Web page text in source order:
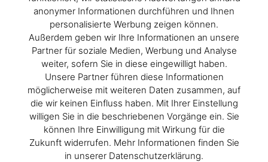
anonymer Informationen durchführen und Ihnen
personalisierte Werbung zeigen können.
Außerdem geben wir Ihre Informationen an unsere
Partner für soziale Medien, Werbung und Analyse
weiter, sofern Sie in diese eingewilligt haben.
Unsere Partner führen diese Informationen
möglicherweise mit weiteren Daten zusammen, auf
die wir keinen Einfluss haben. Mit Ihrer Einstellung
willigen Sie in die beschriebenen Vorgänge ein. Sie
können Ihre Einwilligung mit Wirkung für die
Zukunft widerrufen. Mehr Informationen finden Sie
in unserer Datenschutzerklärung.